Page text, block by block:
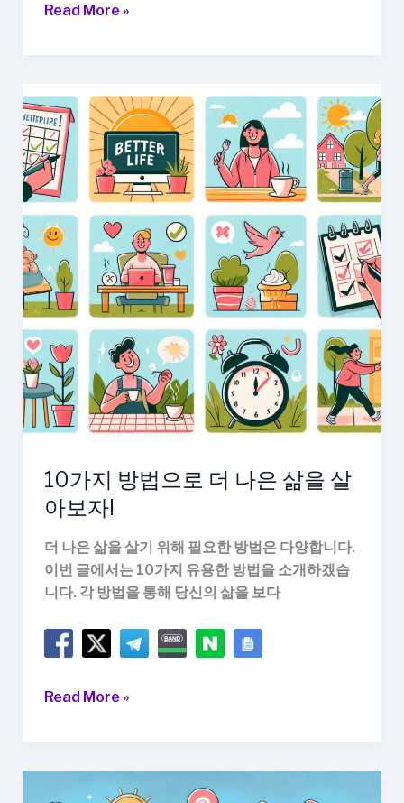
10
과
적
인
심
리
학
팁
으
로
더
나
은
삶
을
살
아
세
요!
Read More »
10가지 방법으로 더 나은 삶을 살
아보자!
더 나은 삶을 살기 위해 필요한 방법은 다양합니다.
이번 글에서는 10가지 유용한 방법을 소개하겠습
니다. 각 방법을 통해 당신의 삶을 보다
10
Read More »